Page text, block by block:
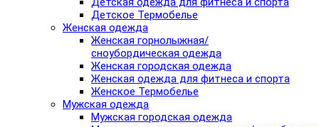
Детское Термобелье
Женская одежда
Женская горнолыжная/
сноубордическая одежда
Женская городская одежда
Женская одежда для фитнеса и спорта
Женское Термобелье
Мужская одежда
Мужская городская одежда